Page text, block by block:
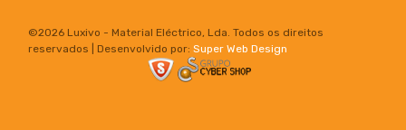
©2026 Luxivo - Material Eléctrico, Lda. Todos os direitos
reservados | Desenvolvido por: Super Web Design